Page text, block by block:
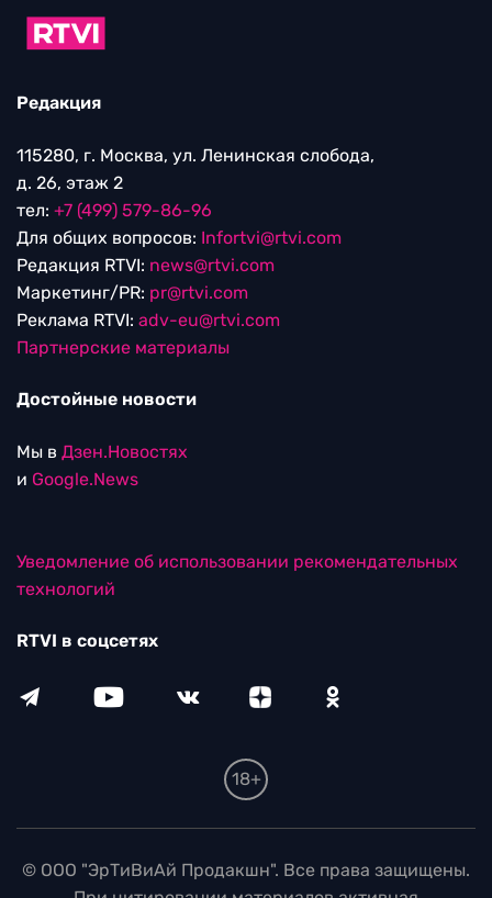
Редакция
115280, г. Москва, ул. Ленинская слобода,
д. 26, этаж 2
тел: +7 (499) 579-86-96
Для общих вопросов: Infortvi@rtvi.com
Редакция RTVI: news@rtvi.com
Маркетинг/PR: pr@rtvi.com
Реклама RTVI: adv-eu@rtvi.com
Партнерские материалы
Достойные новости
Мы в Дзен.Новостях
и Google.News
Уведомление об использовании рекомендательных
технологий
RTVI в соцсетях
18+
© ООО "ЭрТиВиАй Продакшн". Все права защищены.